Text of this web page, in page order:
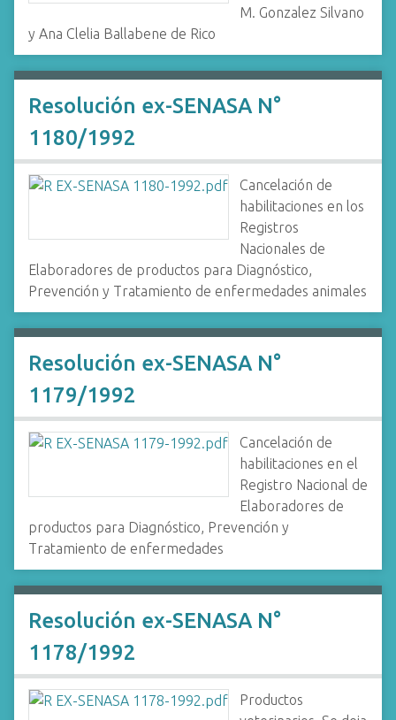
M. Gonzalez Silvano
y Ana Clelia Ballabene de Rico
Resolución ex-SENASA N°
1180/1992
Cancelación de
habilitaciones en los
Registros
Nacionales de
Elaboradores de productos para Diagnóstico,
Prevención y Tratamiento de enfermedades animales
Resolución ex-SENASA N°
1179/1992
Cancelación de
habilitaciones en el
Registro Nacional de
Elaboradores de
productos para Diagnóstico, Prevención y
Tratamiento de enfermedades
Resolución ex-SENASA N°
1178/1992
Productos